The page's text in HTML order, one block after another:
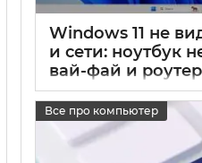
Windows 11 не
и сети: ноутбук
вай-фай и
Все про компьютер